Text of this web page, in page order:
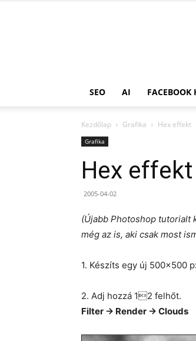
SEO AI FACEBOOK
Kezdőlap Grafika Hex effekt
Grafika
Hex effekt
2005-04-02
(Újabb Photoshop tutorialt
még az is, aki csak most
1. Készíts egy új 500×500
2. Adj hozzá 12 felhőt.
Filter -> Render -> Clouds